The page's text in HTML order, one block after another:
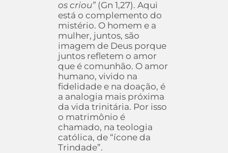
os criou”(Gn 1,27). Aqui
está o complemento do
mistério. O homem e a
mulher, juntos, são
imagem de Deus porque
juntos refletem o amor
que é comunhão. O amor
humano, vivido na
fidelidade e na doação, é
a analogia mais próxima
da vida trinitária. Por isso
o matrimônio é
chamado, na teologia
católica, de “ícone da
Trindade”.